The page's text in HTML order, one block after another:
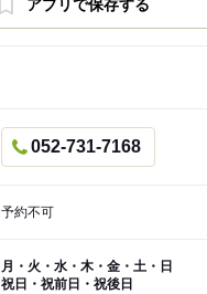
アプリで保存する
052-731-7168
予約不可
月・火・水・木・金・土・日
祝日・祝前日・祝後日